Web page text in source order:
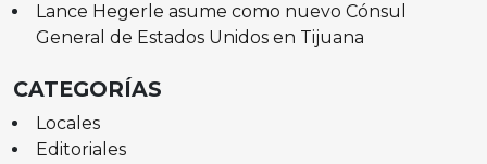
Lance Hegerle asume como nuevo Cónsul
General de Estados Unidos en Tijuana
CATEGORÍAS
Locales
Editoriales